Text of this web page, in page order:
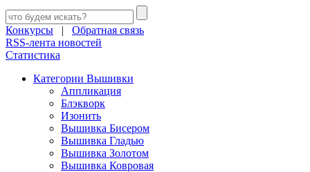
Конкурсы | Обратная связь
RSS-лента новостей
Статистика
Категории Вышивки
Аппликация
Блэкворк
Изонить
Вышивка Бисером
Вышивка Гладью
Вышивка Золотом
Вышивка Ковровая